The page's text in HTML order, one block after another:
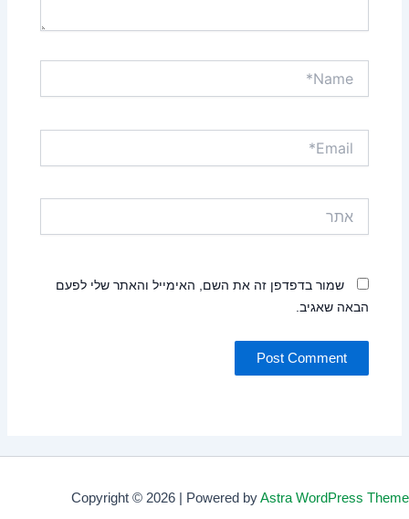
שמור בדפדפן זה את השם, האימייל והאתר שלי לפעם
הבאה שאגיב.
Copyright © 2026 | Powered byAstra WordPress Theme